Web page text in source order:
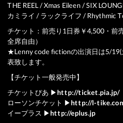
THE REEL / Xmas Eileen / SIX
カミライ / ラックライフ / Rhythmic
チケット：前売り1日券￥4,500・前
全席自由）
★Lenny code fictionの出演日は5/19(
表致します。
【チケット一般発売中】
チケットぴあ ▶ http://ticket.pia.jp/
ローソンチケット ▶ http://l-
イープラス ▶ http://eplus.jp